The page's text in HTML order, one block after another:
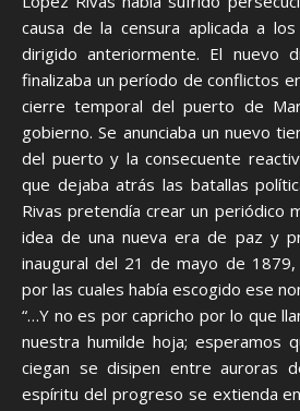
causa de la censura aplicada a
dirigido anteriormente. El nuevo
finalizaba un período de conflictos
cierre temporal del puerto de
gobierno. Se anunciaba un nuevo
del puerto y la consecuente
que dejaba atrás las batallas
Rivas pretendía crear un periódico
idea de una nueva era de paz y
inaugural del 21 de mayo de 1879,
por las cuales había escogido ese
“…Y no es por capricho por lo que
nuestra humilde hoja; esperamos
ciegan se disipen entre auroras
espíritu del progreso se extienda